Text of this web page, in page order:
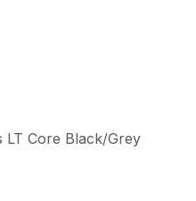
LT Core Black/Grey